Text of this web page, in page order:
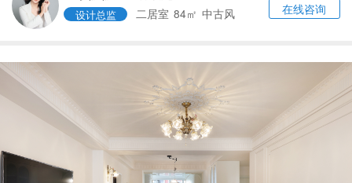
设计总监 二居室 84㎡ 中古风 在线咨询